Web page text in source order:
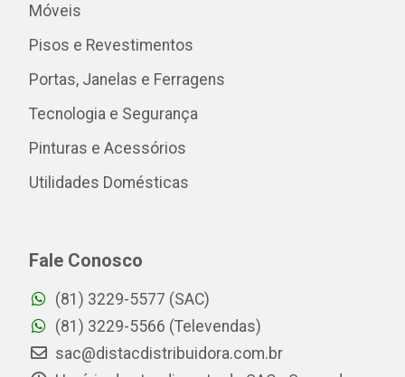
Móveis
Pisos e Revestimentos
Portas, Janelas e Ferragens
Tecnologia e Segurança
Pinturas e Acessórios
Utilidades Domésticas
Fale Conosco
(81) 3229-5577 (SAC)
(81) 3229-5566 (Televendas)
sac@distacdistribuidora.com.br